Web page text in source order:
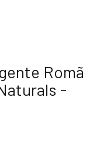
Romã
-